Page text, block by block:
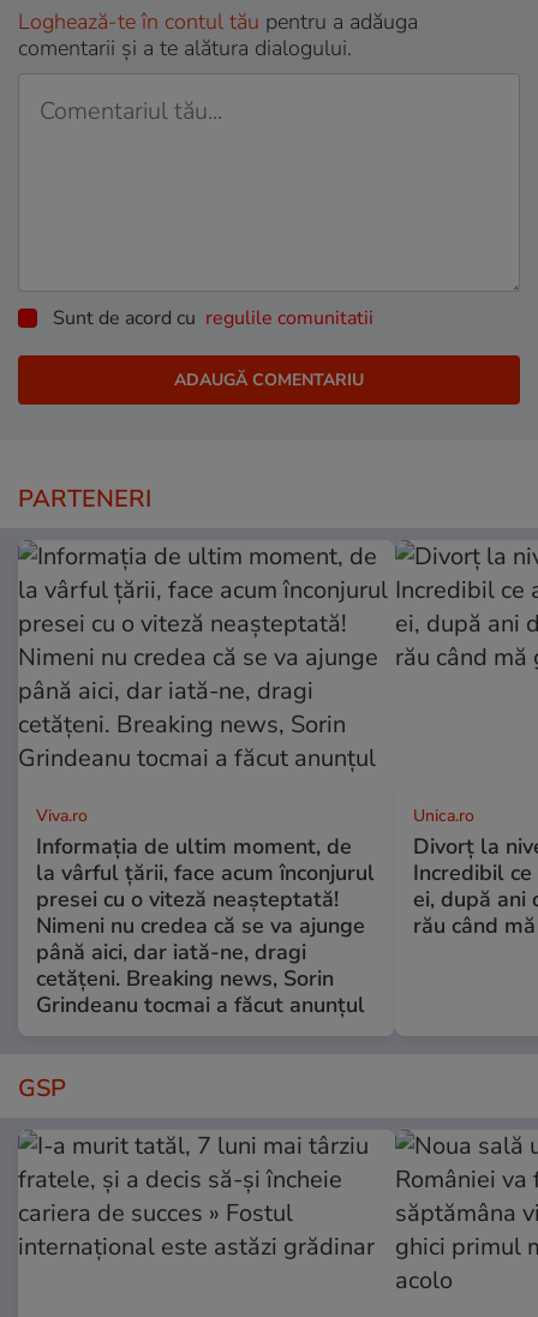
Loghează-te în contul tău pentru a adăuga
comentarii și a te alătura dialogului.
Sunt de acord cu regulile comunitatii
PARTENERI
Viva.ro
Informația de ultim moment, de
la vârful țării, face acum înconjurul
presei cu o viteză neașteptată!
Nimeni nu credea că se va ajunge
până aici, dar iată-ne, dragi
cetățeni. Breaking news, Sorin
Grindeanu tocmai a făcut anunțul
Unica.ro
Divorț la
Incredibil
ei, după ani
rău când
GSP